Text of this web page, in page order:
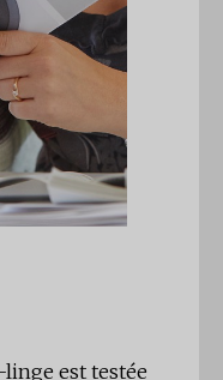
linge est testée